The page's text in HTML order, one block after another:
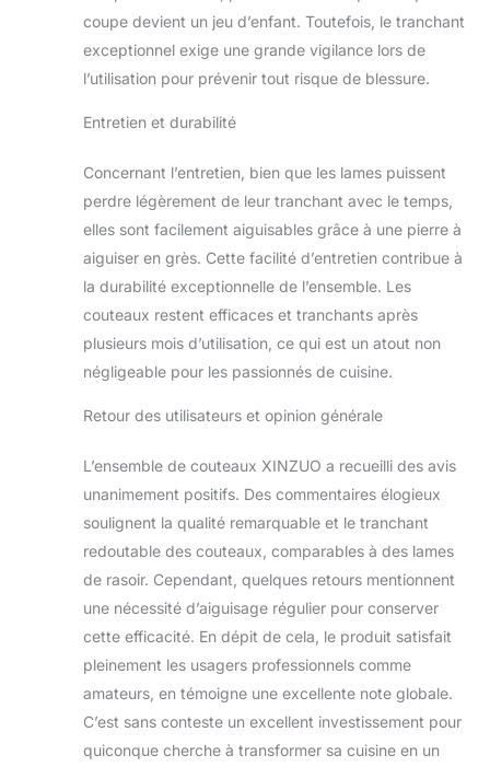
de résistance à la
corrosion, de
rouille et de forte
savoir-faire et une
personnalité
artistique étonnants.
【Poignée
conception de la
poignée
ergonomique créera
une prise en main
la meilleure agilité
facilement tous les
en bois de pakka,
qui n'est pas facile à
déformer et à
fissurer, et peut
parfaitement à la
main, ce qui rend la
coupe plus facile et
plus sûre. 【Perfect
des matériaux
superbes et une
coupe devient un jeu d’enfant. Toutefois, le tranchant
exceptionnel exige une grande vigilance lors de
l’utilisation pour prévenir tout risque de blessure.
Entretien et durabilité
Concernant l’entretien, bien que les lames puissent
perdre légèrement de leur tranchant avec le temps,
elles sont facilement aiguisables grâce à une pierre à
aiguiser en grès. Cette facilité d’entretien contribue à
la durabilité exceptionnelle de l’ensemble. Les
couteaux restent efficaces et tranchants après
plusieurs mois d’utilisation, ce qui est un atout non
négligeable pour les passionnés de cuisine.
Retour des utilisateurs et opinion générale
L’ensemble de couteaux XINZUO a recueilli des avis
unanimement positifs. Des commentaires élogieux
soulignent la qualité remarquable et le tranchant
redoutable des couteaux, comparables à des lames
de rasoir. Cependant, quelques retours mentionnent
une nécessité d’aiguisage régulier pour conserver
cette efficacité. En dépit de cela, le produit satisfait
pleinement les usagers professionnels comme
amateurs, en témoigne une excellente note globale.
C’est sans conteste un excellent investissement pour
quiconque cherche à transformer sa cuisine en un